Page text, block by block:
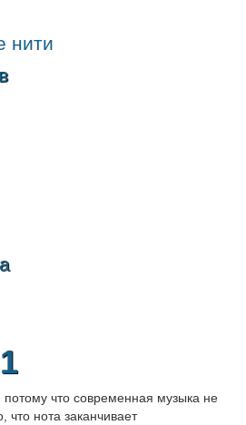
нити
потому что современная музыка не
что нота заканчивает